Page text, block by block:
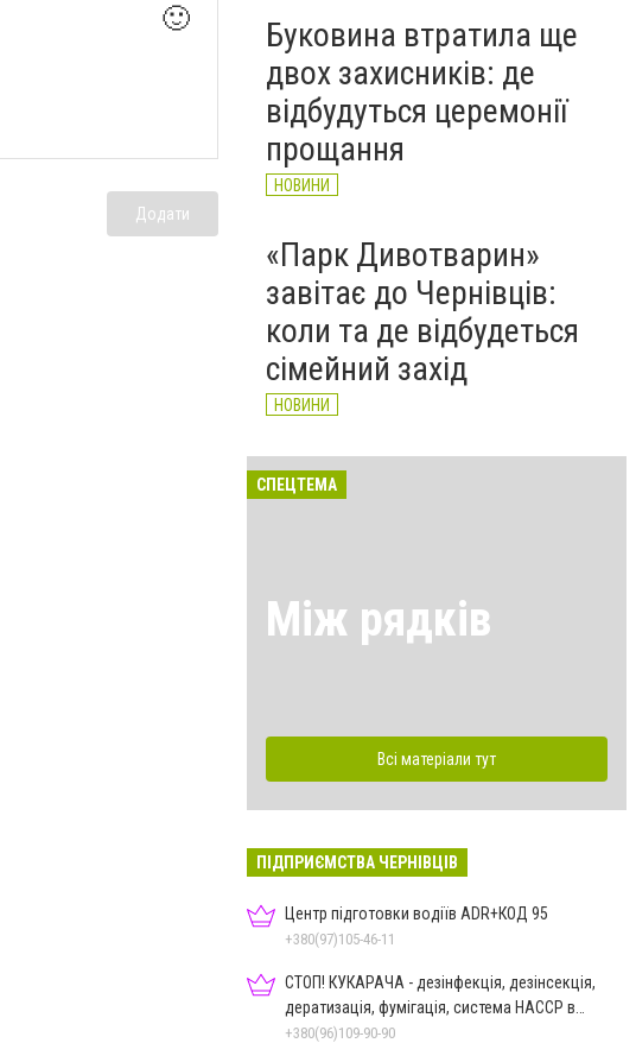
🙂
Додати
Буковина втратила ще
двох захисників: де
відбудуться церемонії
прощання
НОВИНИ
«Парк Дивотварин»
завітає до Чернівців:
коли та де відбудеться
сімейний захід
НОВИНИ
СПЕЦТЕМА
Між рядків
Всі матеріали тут
ПІДПРИЄМСТВА ЧЕРНІВЦІВ
Центр підготовки водіїв ADR+КОД 95
+380(97)105-46-11
СТОП! КУКАРАЧА - дезінфекція, дезінсекція,
дератизація, фумігація, система HACCP в
Чернівцях
+380(96)109-90-90